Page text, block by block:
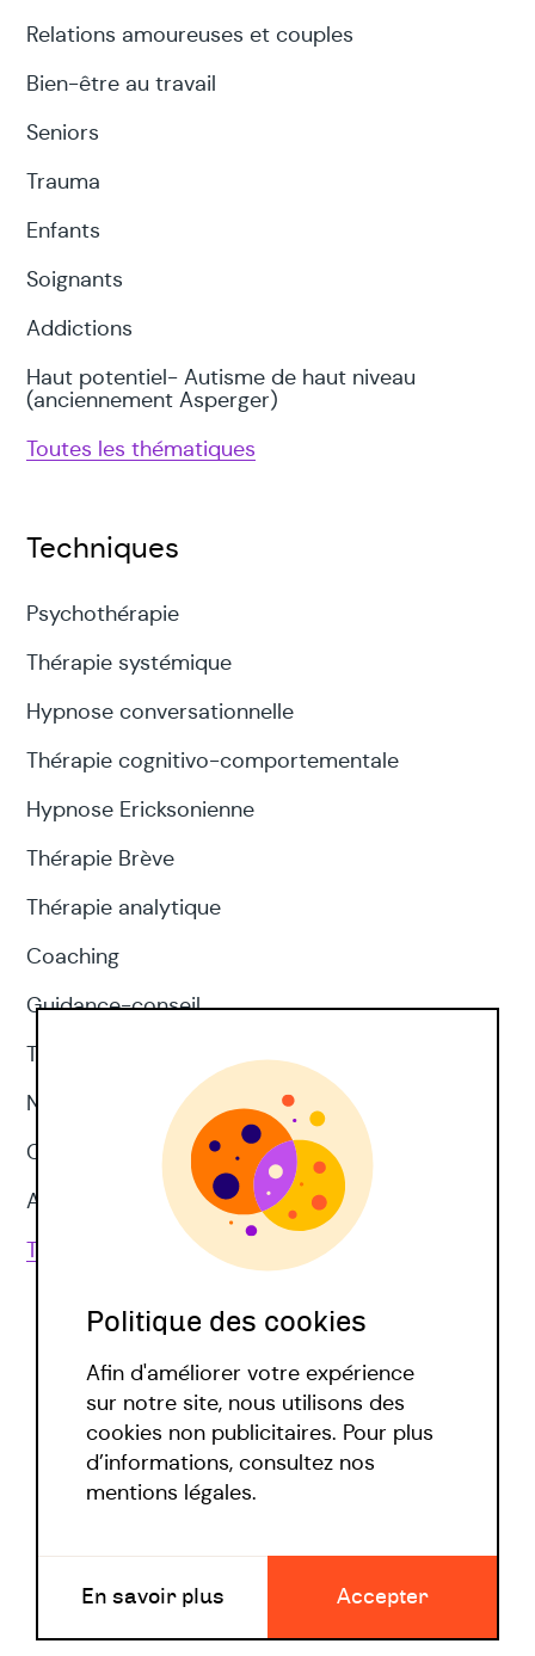
Relations amoureuses et couples
Bien-être au travail
Seniors
Trauma
Enfants
Soignants
Addictions
Haut potentiel- Autisme de haut niveau
(anciennement Asperger)
Toutes les thématiques
Techniques
Psychothérapie
Thérapie systémique
Hypnose conversationnelle
Thérapie cognitivo-comportementale
Hypnose Ericksonienne
Thérapie Brève
Thérapie analytique
Coaching
Guidance-conseil
Thérapie d'acceptation et d'engagement
Neuropsychologie
CNV
Approches corporelles
Toutes les techniques
Politique covid
Politique des cookies
Afin d'améliorer votre expérience
sur notre site, nous utilisons des
cookies non publicitaires. Pour plus
d’informations, consultez nos
mentions légales.
En savoir plus Accepter